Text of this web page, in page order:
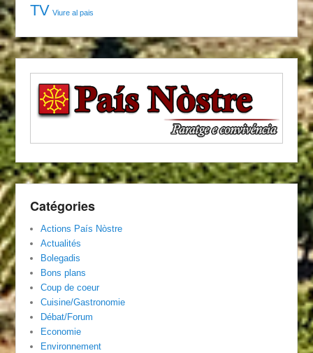
TV Viure al pais
Catégories
Actions País Nòstre
Actualités
Bolegadis
Bons plans
Coup de coeur
Cuisine/Gastronomie
Débat/Forum
Economie
Environnement